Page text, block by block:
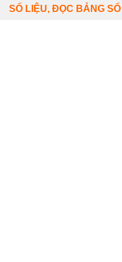
SỐ LIỆU, ĐỌC BẢNG